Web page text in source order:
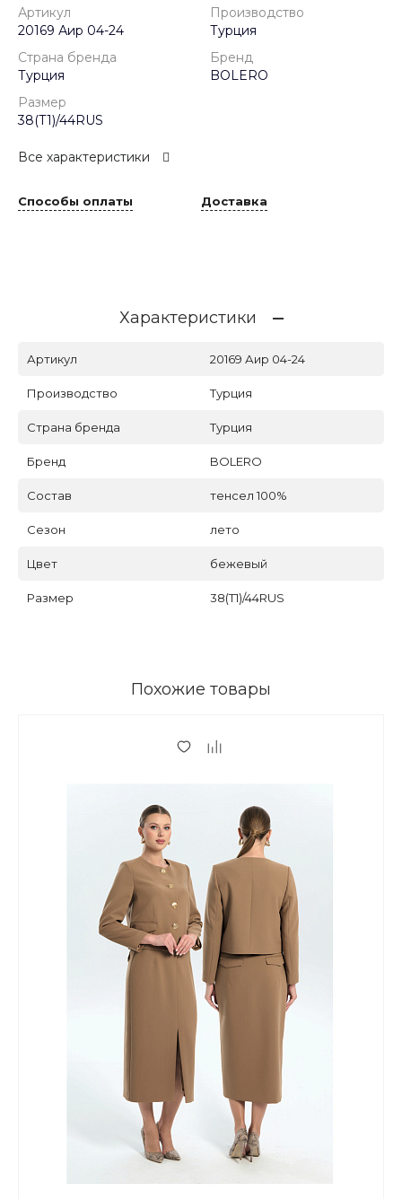
Артикул
20169 Аир 04-24
Производство
Турция
Страна бренда
Турция
Бренд
BOLERO
Размер
38(Т1)/44RUS
Все характеристики
Способы оплаты Доставка
Характеристики
Артикул 20169 Аир 04-24
Производство Турция
Страна бренда Турция
Бренд BOLERO
Состав тенсел 100%
Сезон лето
Цвет бежевый
Размер 38(Т1)/44RUS
Похожие товары